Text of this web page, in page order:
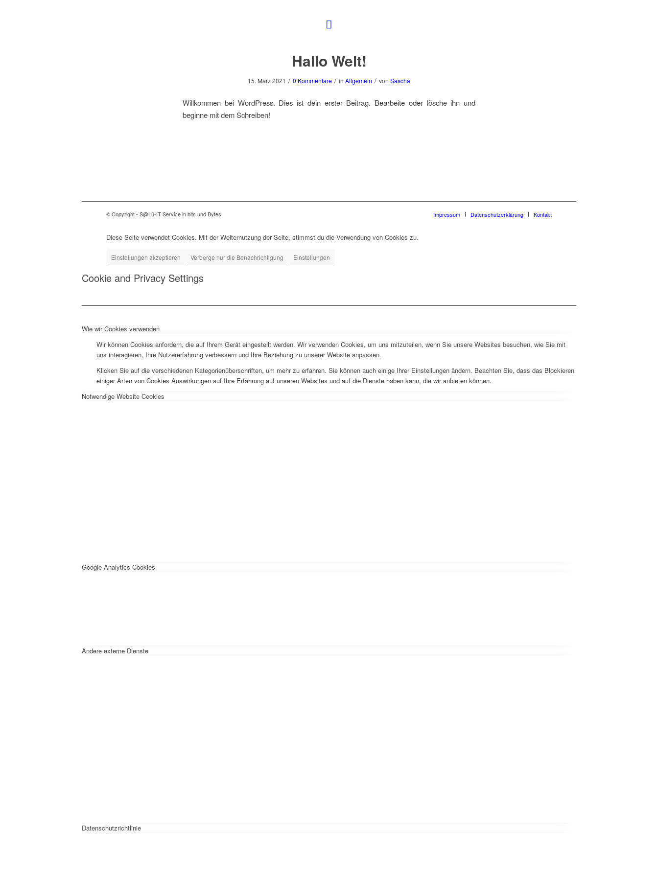
Hallo Welt!
15. März 2021 / 0 Kommentare / in Allgemein / von Sascha
Willkommen bei WordPress. Dies ist dein erster Beitrag. Bearbeite oder lösche ihn und
beginne mit dem Schreiben!
© Copyright - S@Lü-IT Service in bits und Bytes Impressum Datenschutzerklärung Kontakt
Diese Seite verwendet Cookies. Mit der Weiternutzung der Seite, stimmst du die Verwendung von Cookies zu.
Einstellungen akzeptieren Verberge nur die Benachrichtigung Einstellungen
Cookie and Privacy Settings
Wie wir Cookies verwenden
Wir können Cookies anfordern, die auf Ihrem Gerät eingestellt werden. Wir verwenden Cookies, um uns mitzuteilen, wenn Sie unsere Websites besuchen, wie Sie mit
uns interagieren, Ihre Nutzererfahrung verbessern und Ihre Beziehung zu unserer Website anpassen.
Klicken Sie auf die verschiedenen Kategorienüberschriften, um mehr zu erfahren. Sie können auch einige Ihrer Einstellungen ändern. Beachten Sie, dass das Blockieren
einiger Arten von Cookies Auswirkungen auf Ihre Erfahrung auf unseren Websites und auf die Dienste haben kann, die wir anbieten können.
Notwendige Website Cookies
Google Analytics Cookies
Andere externe Dienste
Datenschutzrichtlinie